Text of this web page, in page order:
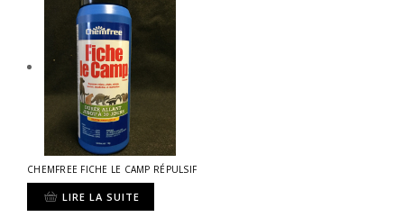
CHEMFREE FICHE LE CAMP RÉPULSIF
LIRE LA SUITE